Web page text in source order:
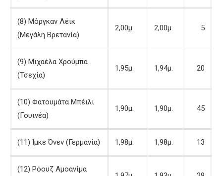
(8) Μόργκαν Λέικ
(Μεγάλη Βρετανία)
2,00μ. 2,00μ. 5
(9) Μιχαέλα Χρούμπα
(Τσεχία)
1,95μ. 1,94μ. 20
(10) Φατουμάτα Μπέιλι
(Γουινέα)
1,90μ. 1,90μ. 45
(11) Ίμκε Όνεν (Γερμανία) 1,98μ. 1,98μ. 13
(12) Ρόουζ Αμοανίμα